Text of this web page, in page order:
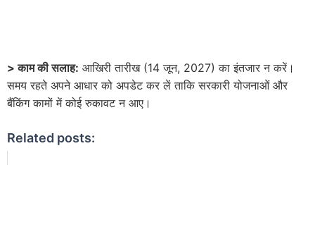
> काम की सलाह: आखिरी तारीख (14 जून, 2027) का इंतजार न करें।
समय रहते अपने आधार को अपडेट कर लें ताकि सरकारी योजनाओं और
बैंकिंग कामों में कोई रुकावट न आए।
Related posts: